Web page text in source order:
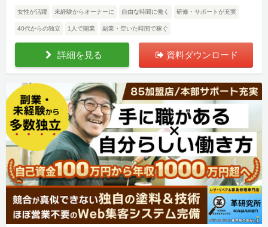
女性が活躍 未経験からオーナーに 自由な時間に働く 研修・サポートが充実
40代からの独立 1人で開業 副業・空いた時間で稼ぐ
詳細を見る 資料ダウンロード